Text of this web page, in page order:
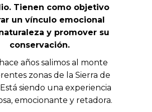
Tienen como objetivo
un vínculo emocional
y promover su
conservación.
años salimos al monte
zonas de la Sierra de
siendo una experiencia
emocionante y retadora.